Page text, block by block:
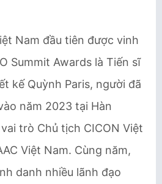
Nam đầu tiên được vinh
Summit Awards là Tiến sĩ
kế Quỳnh Paris, người đã
năm 2023 tại Hàn
trò Chủ tịch CICON Việt
Việt Nam. Cùng năm,
danh nhiều lãnh đạo